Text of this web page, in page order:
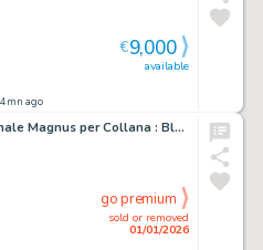
ago
available
€9,000
Copertina originale Magnus per Collana : Black Jack II Serie – N° 6 / Necron – N° 6 “Kring Krong – Sopraffatta dai mostri”
sold or removed
01/01/2026
go premium